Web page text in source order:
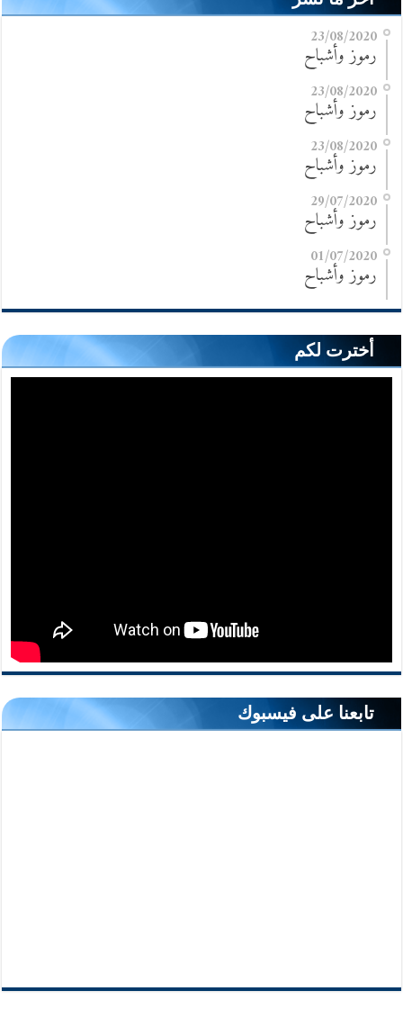
23/08/2020
رموز وأشباح
23/08/2020
رموز وأشباح
23/08/2020
رموز وأشباح
29/07/2020
رموز وأشباح
01/07/2020
رموز وأشباح
أخترت لكم
تابعنا على فيسبوك